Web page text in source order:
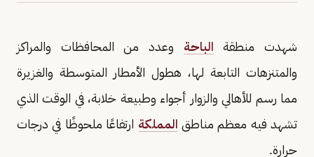
شهدت منطقة الباحة وعدد من المحافظات والمراكز
والمتنزهات التابعة لها، هطول الأمطار المتوسطة والغزيرة
مما رسم للأهالي والزوار أجواء وطبيعة خلابة، في الوقت الذي
تشهد فيه معظم مناطق المملكة ارتفاعًا ملحوظًا في درجات
حرارة.